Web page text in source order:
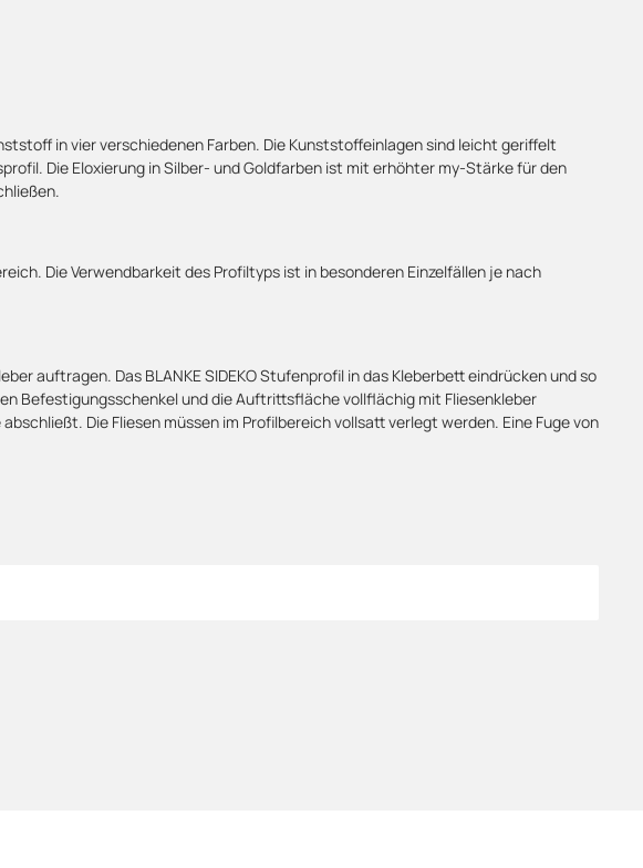
in vier verschiedenen Farben. Die Kunststoffeinlagen sind leicht geriffelt
Die Eloxierung in Silber- und Goldfarben ist mit erhöhter my-Stärke für den
Die Verwendbarkeit des Profiltyps ist in besonderen Einzelfällen je nach
auftragen. Das BLANKE SIDEKO Stufenprofil in das Kleberbett eindrücken und so
Befestigungsschenkel und die Auftrittsfläche vollflächig mit Fliesenkleber
Die Fliesen müssen im Profilbereich vollsatt verlegt werden. Eine Fuge von